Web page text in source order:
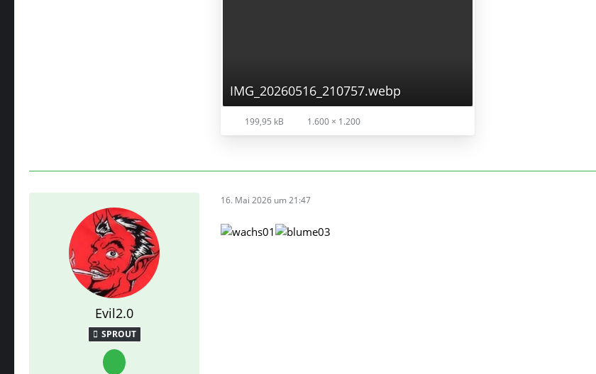
IMG_20260516_210757.webp
199,95 kB 1.600 × 1.200
Evil2.0
SPROUT
16. Mai 2026 um 21:47